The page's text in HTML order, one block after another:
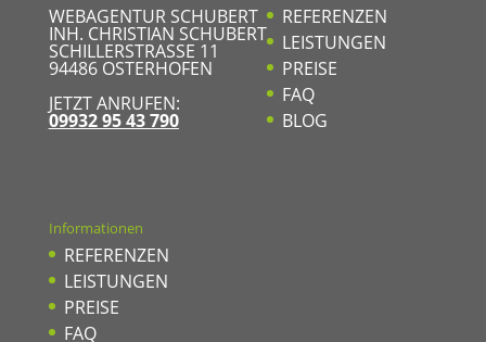
WEBAGENTUR SCHUBERT
INH. CHRISTIAN SCHUBERT
SCHILLERSTRASSE 11
94486OSTERHOFEN
JETZT ANRUFEN:
09932 95 43 790
REFERENZEN
LEISTUNGEN
PREISE
FAQ
BLOG
Informationen
REFERENZEN
LEISTUNGEN
PREISE
FAQ